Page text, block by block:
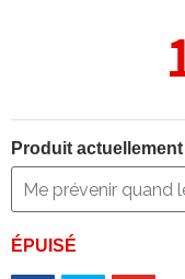
Produit
ÉPUISÉ